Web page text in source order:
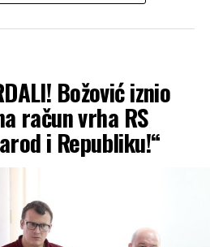
poremećaj na tržištu i svaka
direktno udaraju na građane.
mjeseci priznao da su
potrebne, ali pet
ni za jedan konkretan korak
ih uspostavi što jasno pokazuje
prioritet – navela je ona.
predvidi svaku krizu, jer to
je jedini plan da se održi na
Božović iznio
račun vrha RS
i Republiku!“